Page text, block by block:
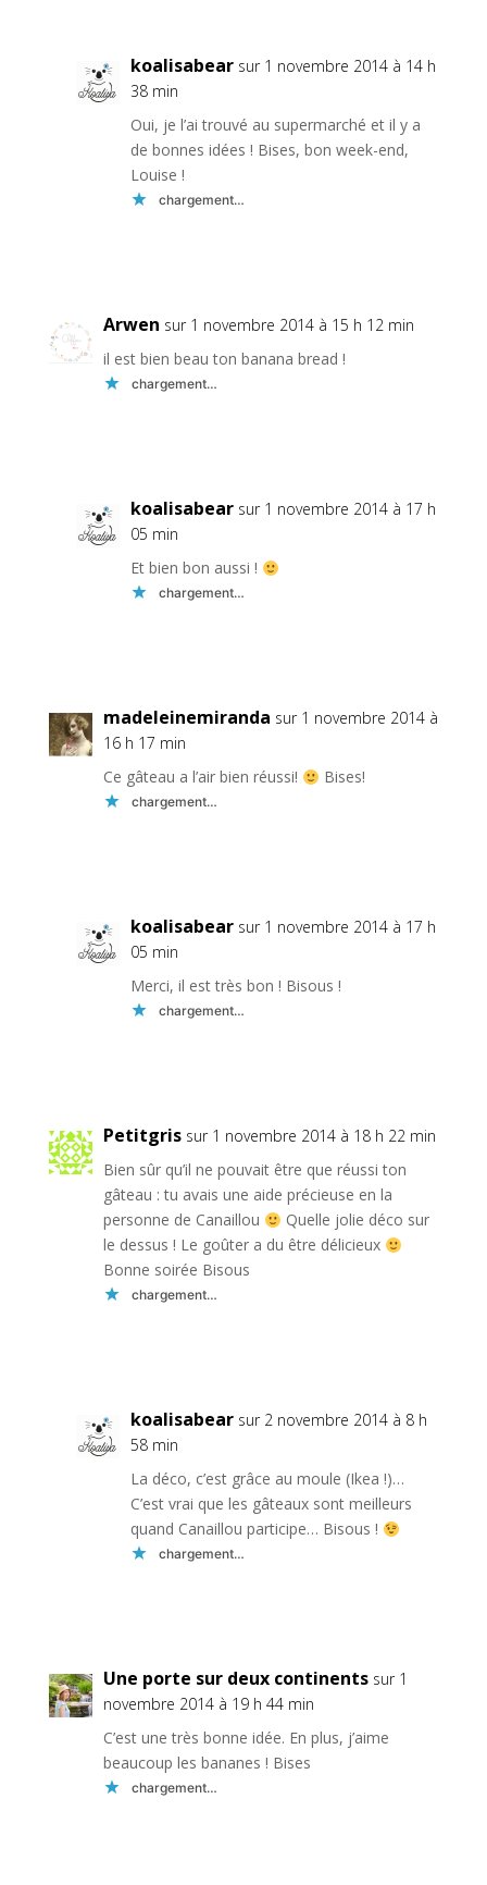
koalisabear sur 1 novembre 2014 à 14 h
38 min
Oui, je l’ai trouvé au supermarché et il y a
de bonnes idées ! Bises, bon week-end,
Louise !
chargement…
Arwen sur 1 novembre 2014 à 15 h 12 min
il est bien beau ton banana bread !
chargement…
koalisabear sur 1 novembre 2014 à 17 h
05 min
Et bien bon aussi !
chargement…
madeleinemiranda sur 1 novembre 2014 à
16 h 17 min
Ce gâteau a l’air bien réussi!
Bises!
chargement…
koalisabear sur 1 novembre 2014 à 17 h
05 min
Merci, il est très bon ! Bisous !
chargement…
Petitgris sur 1 novembre 2014 à 18 h 22 min
Bien sûr qu’il ne pouvait être que réussi ton
gâteau : tu avais une aide précieuse en la
personne de Canaillou
Quelle jolie déco sur
le dessus ! Le goûter a du être délicieux
Bonne soirée Bisous
chargement…
koalisabear sur 2 novembre 2014 à 8 h
58 min
La déco, c’est grâce au moule (Ikea !)…
C’est vrai que les gâteaux sont meilleurs
quand Canaillou participe… Bisous !
chargement…
Une porte sur deux continents sur 1
novembre 2014 à 19 h 44 min
C’est une très bonne idée. En plus, j’aime
beaucoup les bananes ! Bises
chargement…